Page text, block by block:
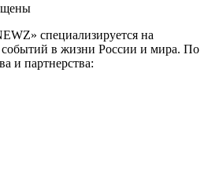
специализируется на
в жизни России и мира. По
и партнерства: